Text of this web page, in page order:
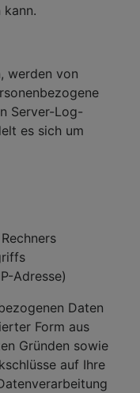
kann.
werden von
Server-Log-
es sich um
Adresse)
Daten
Form aus
Gründen sowie
auf Ihre